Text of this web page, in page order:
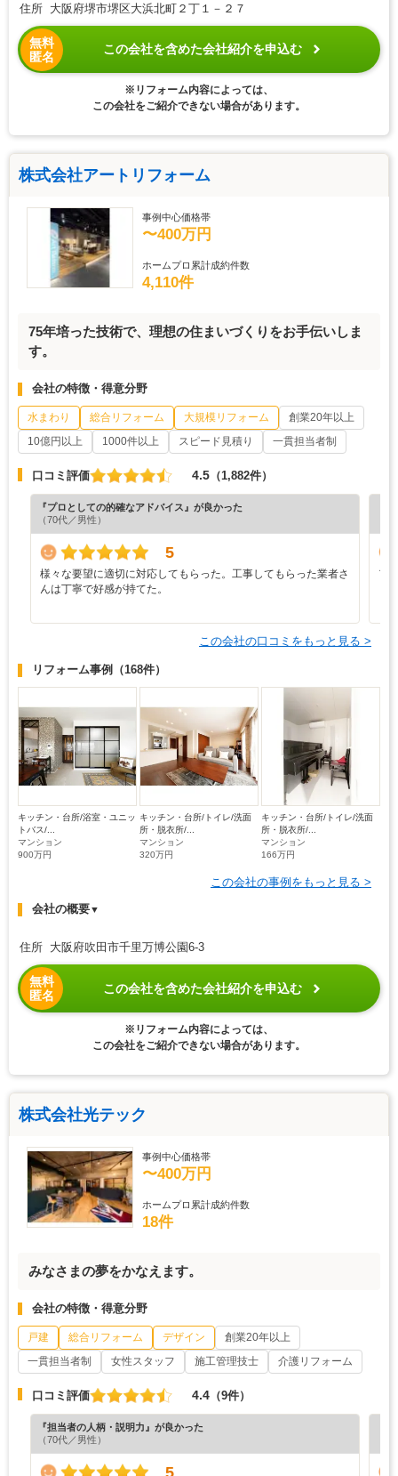
住所 大阪府堺市堺区大浜北町２丁１－２７
無料
匿名
この会社を含めた会社紹介を申込む
※リフォーム内容によっては、
この会社をご紹介できない場合があります。
株式会社アートリフォーム
事例中心価格帯
〜400万円
ホームプロ累計成約件数
4,110件
75年培った技術で、理想の住まいづくりをお手伝いしま
す。
会社の特徴・得意分野
水まわり 総合リフォーム 大規模リフォーム
創業20年以上
10億円以上
1000件以上 スピード見積り 一貫担当者制
口コミ評価 4.5 （1,882件）
『プロとしての的確なアドバイス』が良かった
（70代／男性）
5
様々な要望に適切に対応してもらった。工事してもらった業者さ
んは丁寧で好感が持てた。
ア
この会社の口コミをもっと見る >
リフォーム事例 （168件）
キッチン・台所/浴室・ユニッ
トバス/...
マンション
900万円
キッチン・台所/トイレ/洗面
所・脱衣所/...
マンション
320万円
キッチン・台所/トイレ/洗面
所・脱衣所/...
マンション
166万円
この会社の事例をもっと見る >
会社の概要▼
住所 大阪府吹田市千里万博公園6-3
無料
匿名
この会社を含めた会社紹介を申込む
※リフォーム内容によっては、
この会社をご紹介できない場合があります。
株式会社光テック
事例中心価格帯
〜400万円
ホームプロ累計成約件数
18件
みなさまの夢をかなえます。
会社の特徴・得意分野
戸建 総合リフォーム デザイン
創業20年以上
一貫担当者制
女性スタッフ 施工管理技士 介護リフォーム
口コミ評価 4.4 （9件）
『担当者の人柄・説明力』が良かった
（70代／男性）
5